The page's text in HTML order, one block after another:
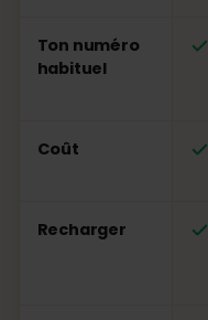
Ton numéro
habituel
Coût
Recharger